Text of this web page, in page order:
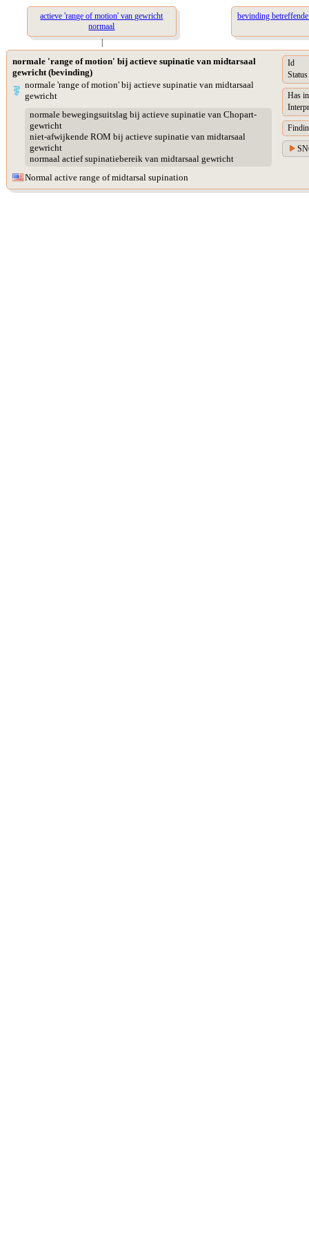
actieve 'range of motion' van gewricht
normaal
bevinding
|
normale 'range of motion' bij actieve supinatie van midtarsaal
gewricht (bevinding)
normale 'range of motion' bij actieve supinatie van midtarsaal
gewricht
normale bewegingsuitslag bij actieve supinatie van Chopart-
gewricht
niet-afwijkende ROM bij actieve supinatie van midtarsaal
gewricht
normaal actief supinatiebereik van midtarsaal gewricht
Normal active range of midtarsal supination
Id
Status
Has